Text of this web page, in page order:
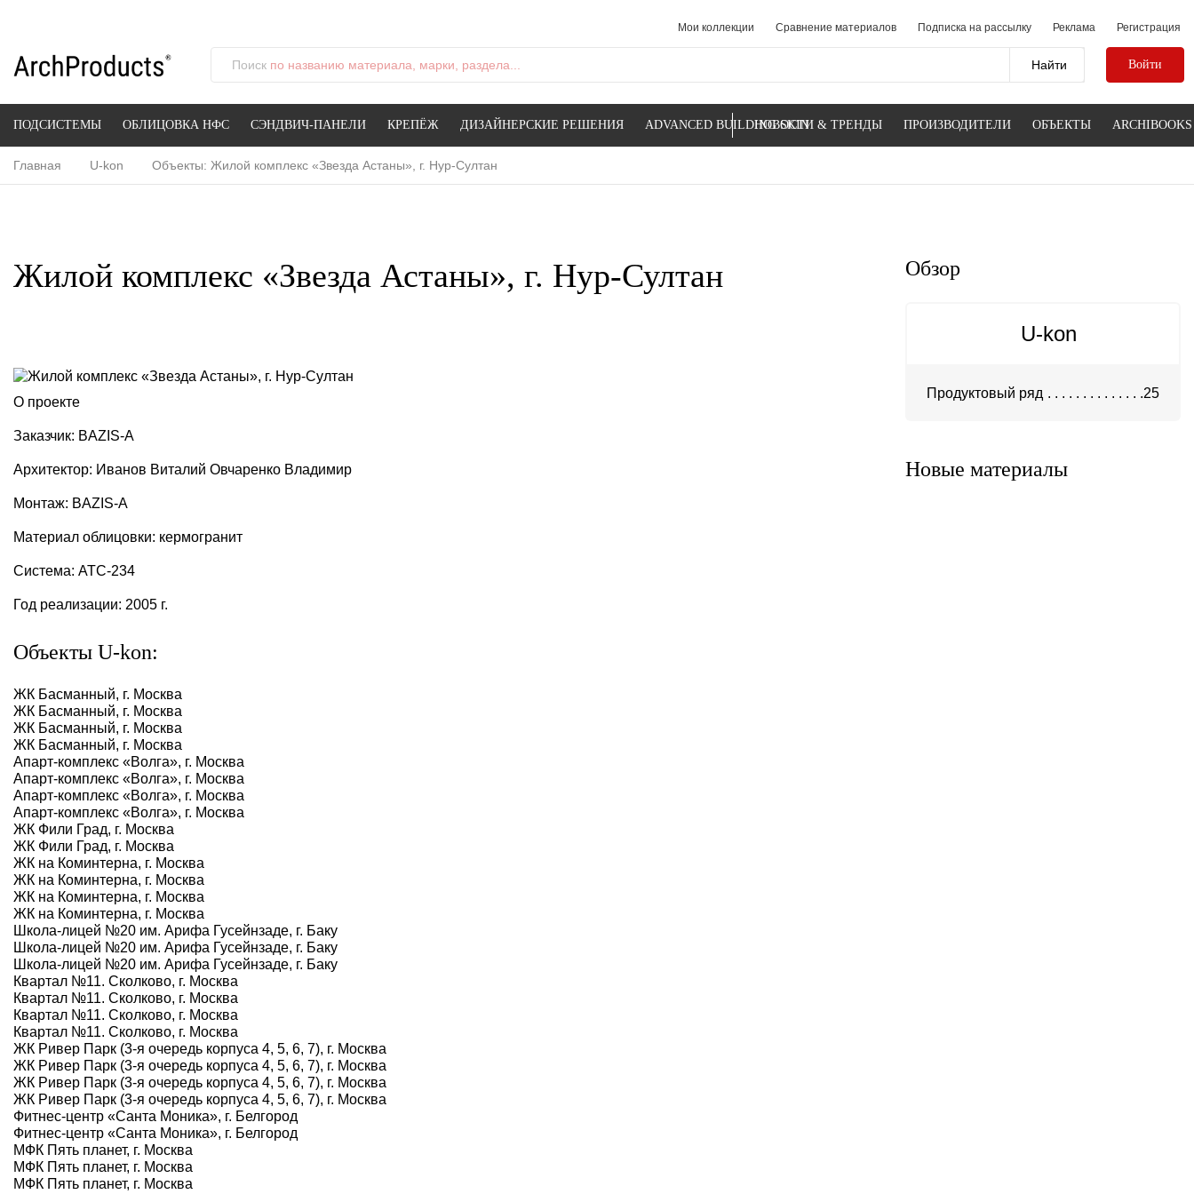
Мои коллекции Сравнение материалов Подписка на рассылку Реклама Регистрация
Поиск по названию материала, марки, раздела... Войти
ПОДСИСТЕМЫ ОБЛИЦОВКА НФС СЭНДВИЧ-ПАНЕЛИ КРЕПЁЖ ДИЗАЙНЕРСКИЕ РЕШЕНИЯ ADVANCED BUILDING SKINНОВОСТИ & ТРЕНДЫ ПРОИЗВОДИТЕЛИ ОБЪЕКТЫ ARCHIBOOKS
Главная U-kon Объекты: Жилой комплекс «Звезда Астаны», г. Нур-Султан
Жилой комплекс «Звезда Астаны», г. Нур-Султан
О проекте
Заказчик: BAZIS-A
Архитектор: Иванов Виталий Овчаренко Владимир
Монтаж: BAZIS-A
Материал облицовки: кермогранит
Система: АТС-234
Год реализации: 2005 г.
Объекты U-kon:
ЖК Басманный, г. Москва
ЖК Басманный, г. Москва
ЖК Басманный, г. Москва
ЖК Басманный, г. Москва
Апарт-комплекс «Волга», г. Москва
Апарт-комплекс «Волга», г. Москва
Апарт-комплекс «Волга», г. Москва
Апарт-комплекс «Волга», г. Москва
ЖК Фили Град, г. Москва
ЖК Фили Град, г. Москва
ЖК на Коминтерна, г. Москва
ЖК на Коминтерна, г. Москва
ЖК на Коминтерна, г. Москва
ЖК на Коминтерна, г. Москва
Школа-лицей №20 им. Арифа Гусейнзаде, г. Баку
Школа-лицей №20 им. Арифа Гусейнзаде, г. Баку
Школа-лицей №20 им. Арифа Гусейнзаде, г. Баку
Квартал №11. Сколково, г. Москва
Квартал №11. Сколково, г. Москва
Квартал №11. Сколково, г. Москва
Квартал №11. Сколково, г. Москва
ЖК Ривер Парк (3-я очередь корпуса 4, 5, 6, 7), г. Москва
ЖК Ривер Парк (3-я очередь корпуса 4, 5, 6, 7), г. Москва
ЖК Ривер Парк (3-я очередь корпуса 4, 5, 6, 7), г. Москва
ЖК Ривер Парк (3-я очередь корпуса 4, 5, 6, 7), г. Москва
Фитнес-центр «Санта Моника», г. Белгород
Фитнес-центр «Санта Моника», г. Белгород
МФК Пять планет, г. Москва
МФК Пять планет, г. Москва
МФК Пять планет, г. Москва
Обзор
U-kon
Продуктовый ряд 25
Новые материалы